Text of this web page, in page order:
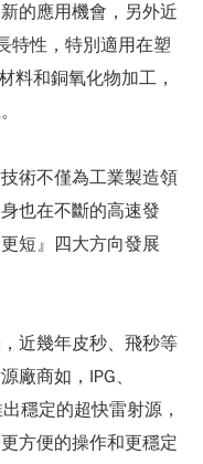
的應用機會，另外近
特性，特別適用在塑
料和銅氧化物加工，
術不僅為工業製造領
也在不斷的高速發
短』四大方向發展
近幾年皮秒、飛秒等
廠商如，IPG、
穩定的超快雷射源，
方便的操作和更穩定